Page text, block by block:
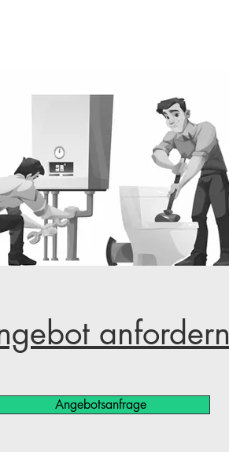
anfordern
Angebotsanfrage